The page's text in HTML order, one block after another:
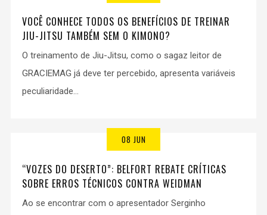
VOCÊ CONHECE TODOS OS BENEFÍCIOS DE TREINAR
JIU-JITSU TAMBÉM SEM O KIMONO?
O treinamento de Jiu-Jitsu, como o sagaz leitor de
GRACIEMAG já deve ter percebido, apresenta variáveis
peculiaridade...
08 JUN
“VOZES DO DESERTO”: BELFORT REBATE CRÍTICAS
SOBRE ERROS TÉCNICOS CONTRA WEIDMAN
Ao se encontrar com o apresentador Serginho